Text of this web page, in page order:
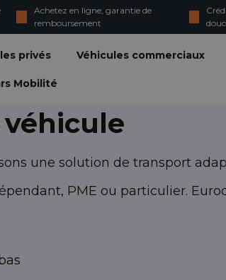
Achetez en ligne, garantie de
remboursement
privés Véhicules commerciaux
Mobilité
véhicule
une solution de transport
PME ou particulier.